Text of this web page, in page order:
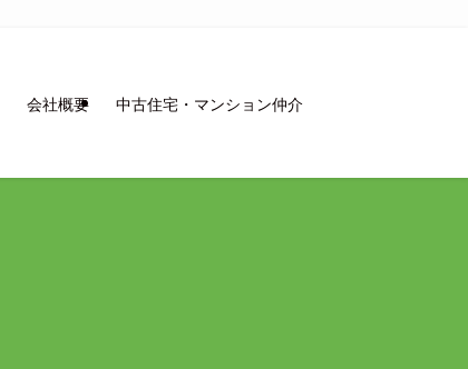
会社概要 中古住宅・マンション仲介